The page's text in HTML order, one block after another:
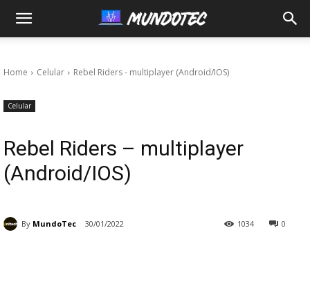
MundoTec
Home Celular Rebel Riders - multiplayer (Android/IOS)
Celular
Rebel Riders – multiplayer
(Android/IOS)
By MundoTec 30/01/2022 0
1034